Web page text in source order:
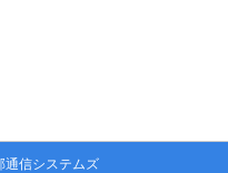
信システムズ